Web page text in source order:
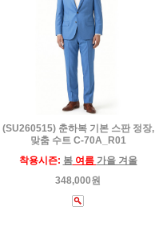
(SU260515) 춘하복 기본 스판 정장,
맞춤 수트 C-70A_R01
착용시즌: 봄여름 가을 겨울
348,000원